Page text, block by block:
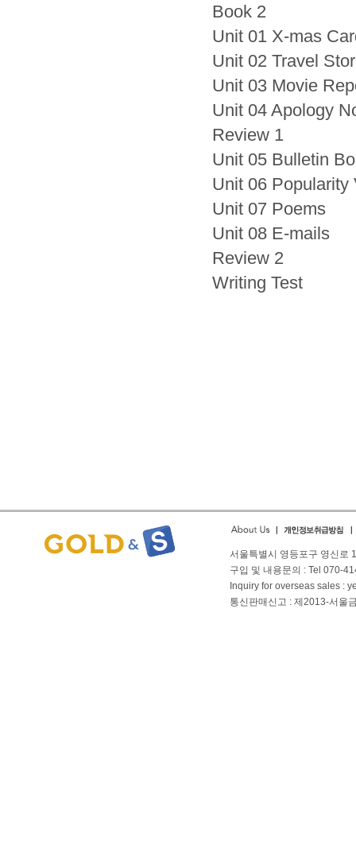
Book 2
Unit 01 X-mas
Unit 02 Travel
Unit 03 Movie
Unit 04 Apology
Review 1
Unit 05 Bulletin
Unit 06 Popularity
Unit 07 Poems
Unit 08 E-mails
Review 2
Writing Test
서울특별시 영등포구 영신로
구입 및 내용문의 : Tel 070-
Inquiry for overseas sales :
통신판매신고 : 제2013-서울